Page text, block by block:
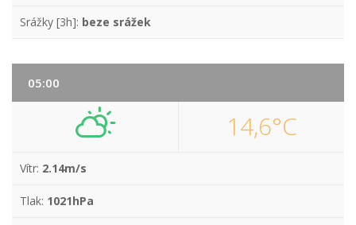
Srážky [3h]: beze srážek
05:00
14,6°C
Vítr: 2.14m/s
Tlak: 1021hPa